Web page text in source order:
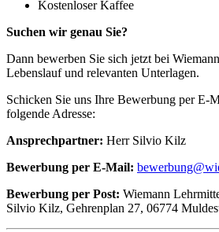
Kostenloser Kaffee
Suchen wir genau Sie?
Dann bewerben Sie sich jetzt bei
Lebenslauf und relevanten Unterlagen.
Schicken Sie uns Ihre Bewerbung per E-
folgende Adresse:
Ansprechpartner: Herr Silvio Kilz
Bewerbung per E-Mail:
Bewerbung per Post: Wiemann
Silvio Kilz, Gehrenplan 27, 06774